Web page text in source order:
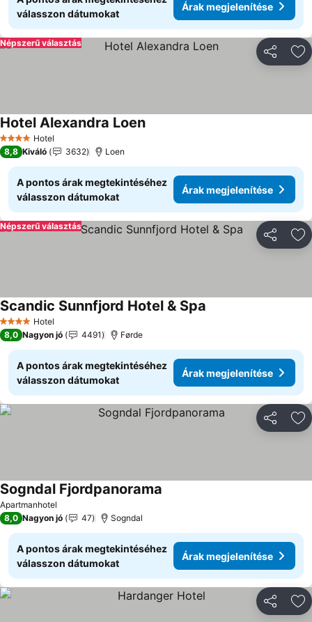
válasszon dátumokat
Árak megjelenítése
Népszerű választás
4 KategóriaHotel
Hotel Alexandra Loen
8,8 Kiváló 3632 Loen
A pontos árak megtekintéséhez
válasszon dátumokat
Árak megjelenítése
Népszerű választás
4 KategóriaHotel
Scandic Sunnfjord Hotel & Spa
8,0 Nagyon jó 4491 Førde
A pontos árak megtekintéséhez
válasszon dátumokat
Árak megjelenítése
Apartmanhotel
Sogndal Fjordpanorama
8,0 Nagyon jó 47 Sogndal
A pontos árak megtekintéséhez
válasszon dátumokat
Árak megjelenítése